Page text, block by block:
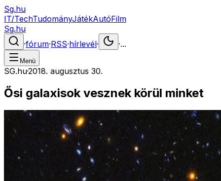
Sg.hu
IT/TechTudományJátékAutóFilm
Sg.hu
·fórum·RSS·hírlevél· ·...
Menü
SG.hu·2018. augusztus 30.
Ősi galaxisok vesznek körül minket